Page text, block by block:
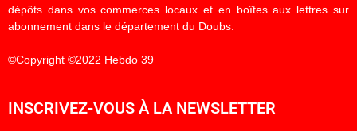
dépôts dans vos commerces locaux et en boîtes aux lettres sur
abonnement dans le département du Doubs.
©Copyright ©2022 Hebdo 39
INSCRIVEZ-VOUS À LA NEWSLETTER